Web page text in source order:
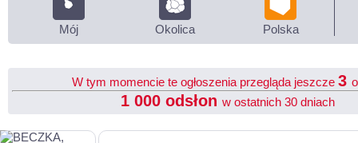
Mój Okolica Polska
W tym momencie te ogłoszenia przegląda jeszcze 3
1 000 odsłon w ostatnich 30 dniach